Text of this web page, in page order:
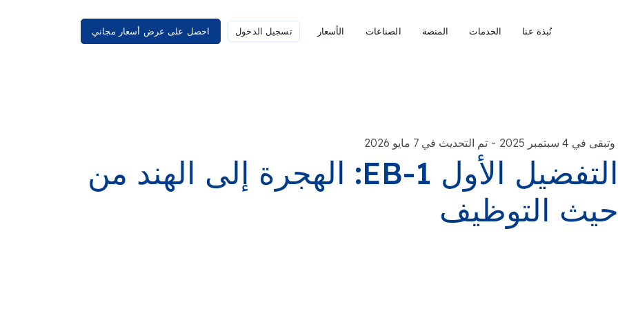
نُبذة عنا الخدمات المنصة الصناعات الأسعار تسجيل الدخول احصل على عرض أسعار مجاني
وتبقى في 4 سبتمبر 2025 - تم التحديث في 7 مايو 2026
التفضيل الأول EB-1: الهجرة إلى الهند من
حيث التوظيف